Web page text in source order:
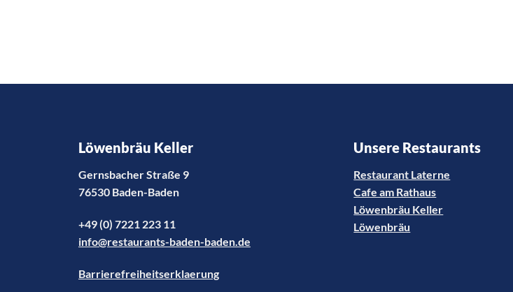
Löwenbräu Keller
Gernsbacher Straße 9
76530 Baden-Baden
+49 (0) 7221 223 11
info@restaurants-baden-baden.de
Barrierefreiheitserklaerung
Unsere Restaurants
Restaurant Laterne
Cafe am Rathaus
Löwenbräu Keller
Löwenbräu